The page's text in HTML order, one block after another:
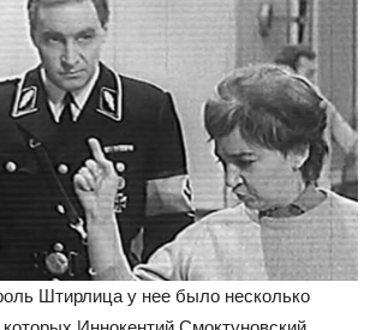
Штирлица у нее было несколько